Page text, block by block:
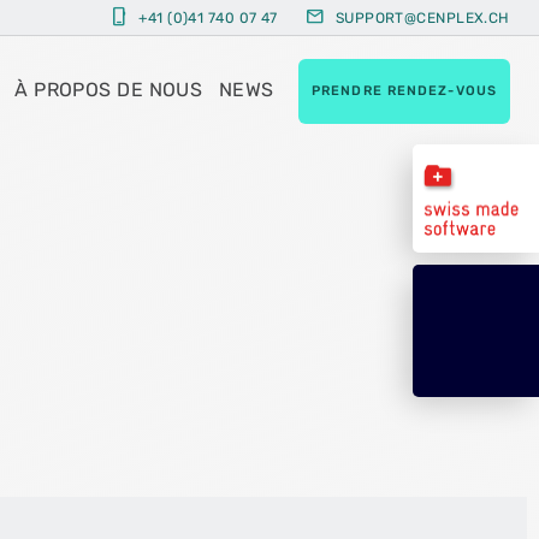
phone_iphone +41 (0)41 740 07 47 mail SUPPORT@CENPLEX.CH
À PROPOS DE NOUS NEWS PRENDRE RENDEZ-VOUS